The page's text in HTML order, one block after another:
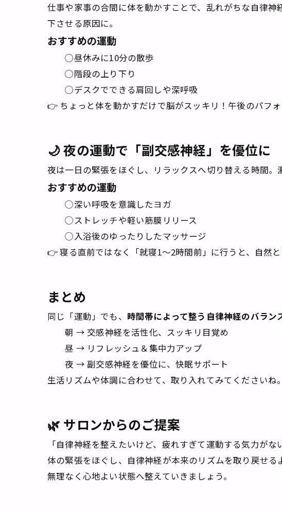
仕事や家事の合間に体を動かすことで、乱れがちな自律
下させる原因に。
おすすめの運動
◯昼休みに10分の散歩
◯階段の上り下り
◯デスクでできる肩回しや深呼吸
👉 ちょっと体を動かすだけで脳がスッキリ！午後のパフォ
🌙 夜の運動で「副交感神経」を優位に
夜は一日の緊張をほぐし、リラックスへ切り替える時間
おすすめの運動
◯深い呼吸を意識したヨガ
◯ストレッチや軽い筋膜リリース
◯入浴後のゆったりしたマッサージ
👉 寝る直前ではなく「就寝1〜2時間前」に行うと、自然
まとめ
同じ「運動」でも、 時間帯によって整う自律神経のバラン
朝 → 交感神経を活性化、スッキリ目覚め
昼 → リフレッシュ＆集中力アップ
夜 → 副交感神経を優位に、快眠サポート
生活リズムや体調に合わせて、取り入れてみてくださいね。
🌿 サロンからのご提案
「自律神経を整えたいけど、疲れすぎて運動する気力が
体の緊張をほぐし、自律神経が本来のリズムを取り戻せる
無理なく心地よい状態へ整えていきましょう。